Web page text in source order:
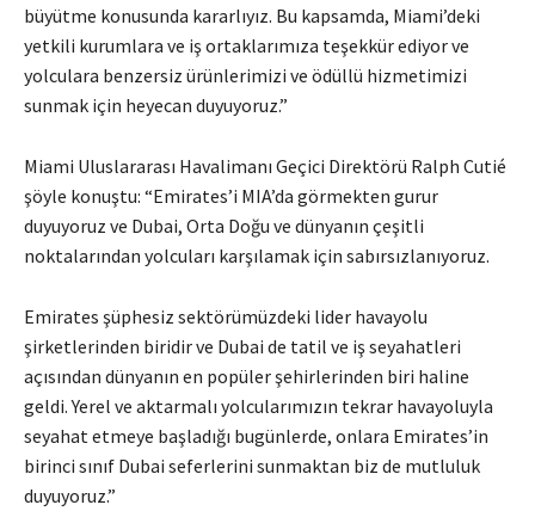
büyütme konusunda kararlıyız. Bu kapsamda, Miami’deki
yetkili kurumlara ve iş ortaklarımıza teşekkür ediyor ve
yolculara benzersiz ürünlerimizi ve ödüllü hizmetimizi
sunmak için heyecan duyuyoruz.”
Miami Uluslararası Havalimanı Geçici Direktörü Ralph Cutié
şöyle konuştu: “Emirates’i MIA’da görmekten gurur
duyuyoruz ve Dubai, Orta Doğu ve dünyanın çeşitli
noktalarından yolcuları karşılamak için sabırsızlanıyoruz.
Emirates şüphesiz sektörümüzdeki lider havayolu
şirketlerinden biridir ve Dubai de tatil ve iş seyahatleri
açısından dünyanın en popüler şehirlerinden biri haline
geldi. Yerel ve aktarmalı yolcularımızın tekrar havayoluyla
seyahat etmeye başladığı bugünlerde, onlara Emirates’in
birinci sınıf Dubai seferlerini sunmaktan biz de mutluluk
duyuyoruz.”